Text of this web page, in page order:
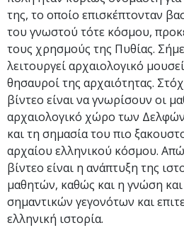
της, το οποίο επισκέπτονταν
του γνωστού τότε κόσμου,
τους χρησμούς της Πυθίας.
λειτουργεί αρχαιολογικό
θησαυροί της αρχαιότητας.
βίντεο είναι να γνωρίσουν οι
αρχαιολογικό χώρο των
και τη σημασία του πιο
αρχαίου ελληνικού κόσμου.
βίντεο είναι η ανάπτυξη της
μαθητών, καθώς και η γνώση
σημαντικών γεγονότων και
ελληνική ιστορία.​